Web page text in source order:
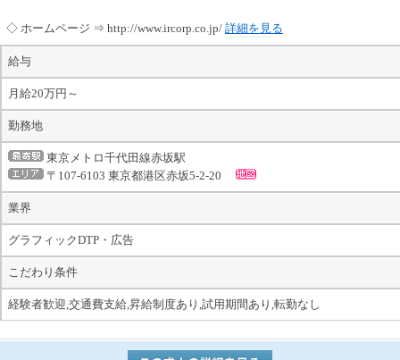
◇ ホームページ ⇒ http://www.ircorp.co.jp/ 詳細を見る
給与
月給20万円～
勤務地
東京メトロ千代田線赤坂駅
〒107-6103 東京都港区赤坂5-2-20
業界
グラフィックDTP・広告
こだわり条件
経験者歓迎,交通費支給,昇給制度あり,試用期間あり,転勤なし